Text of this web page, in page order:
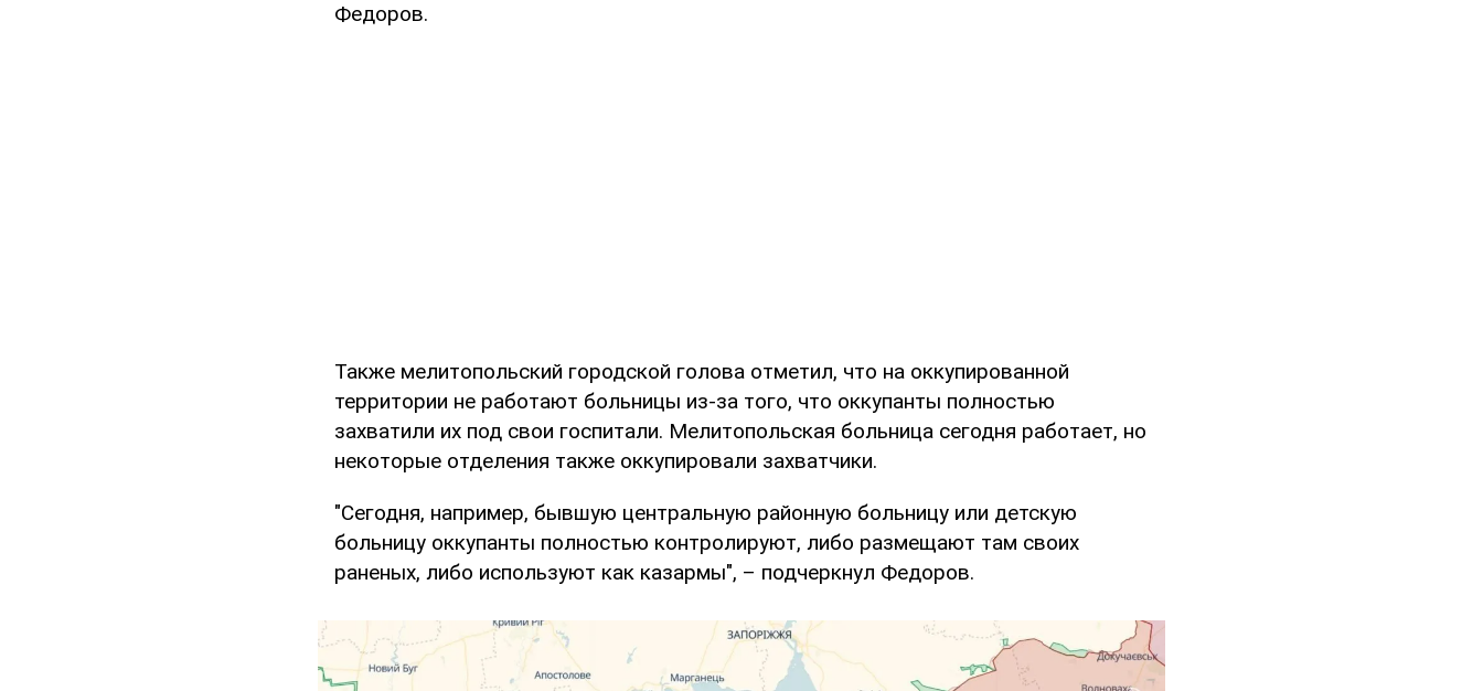
Федоров.
Также мелитопольский городской голова отметил, что на оккупированной
территории не работают больницы из-за того, что оккупанты полностью
захватили их под свои госпитали. Мелитопольская больница сегодня работает, но
некоторые отделения также оккупировали захватчики.
"Сегодня, например, бывшую центральную районную больницу или детскую
больницу оккупанты полностью контролируют, либо размещают там своих
раненых, либо используют как казармы", – подчеркнул Федоров.